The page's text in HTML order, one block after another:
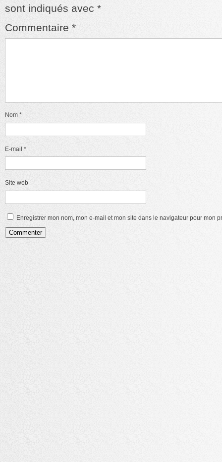
sont indiqués avec *
Commentaire *
Nom *
E-mail *
Site web
Enregistrer mon nom, mon e-mail et mon site dans le navigateur pour mon